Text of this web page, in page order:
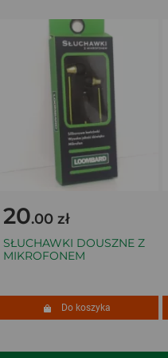
20.00 zł
SŁUCHAWKI DOUSZNE Z
MIKROFONEM
Do koszyka